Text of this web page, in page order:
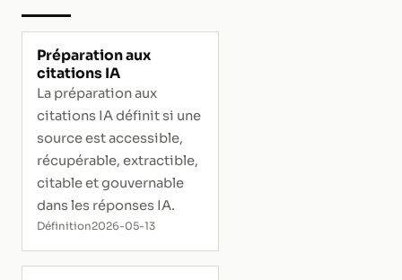
Préparation aux
citations IA
La préparation aux
citations IA définit si une
source est accessible,
récupérable, extractible,
citable et gouvernable
dans les réponses IA.
Définition2026-05-13